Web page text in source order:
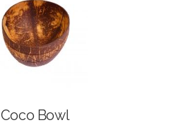
Coco Bowl